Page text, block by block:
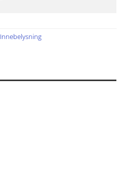
Innebelysning